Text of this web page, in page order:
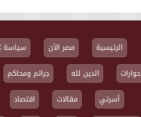
الرئيسية مصر الآن سياسة X سياسة
حوارات
الدين لله جرائم ومحاكم
أسرتي
مقالات اقتصاد